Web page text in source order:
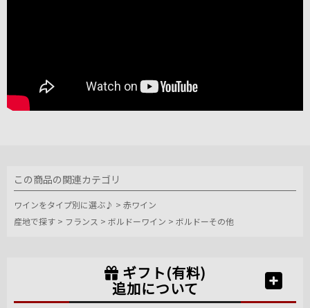
この商品の関連カテゴリ
ワインをタイプ別に選ぶ♪ > 赤ワイン
産地で探す > フランス > ボルドーワイン > ボルドーその他
ギフト(有料)
追加について